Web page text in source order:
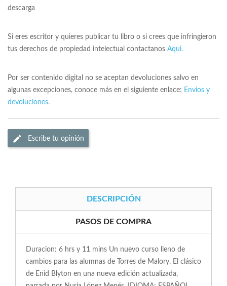
descarga
Si eres escritor y quieres publicar tu libro o si crees que infringieron
tus derechos de propiedad intelectual contactanos Aqui.
Por ser contenido digital no se aceptan devoluciones salvo en
algunas excepciones, conoce más en el siguiente enlace: Envios y
devoluciones.
Escribe tu opinión
DESCRIPCIÓN
PASOS DE COMPRA
Duracion: 6 hrs y 11 mins Un nuevo curso lleno de
cambios para las alumnas de Torres de Malory. El clásico
de Enid Blyton en una nueva edición actualizada,